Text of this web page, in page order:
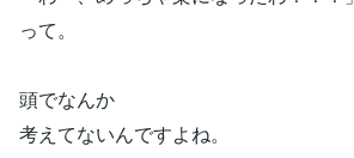
って。
頭でなんか
考えてないんですよね。